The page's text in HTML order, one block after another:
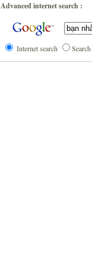
Advanced internet search :
Internet search